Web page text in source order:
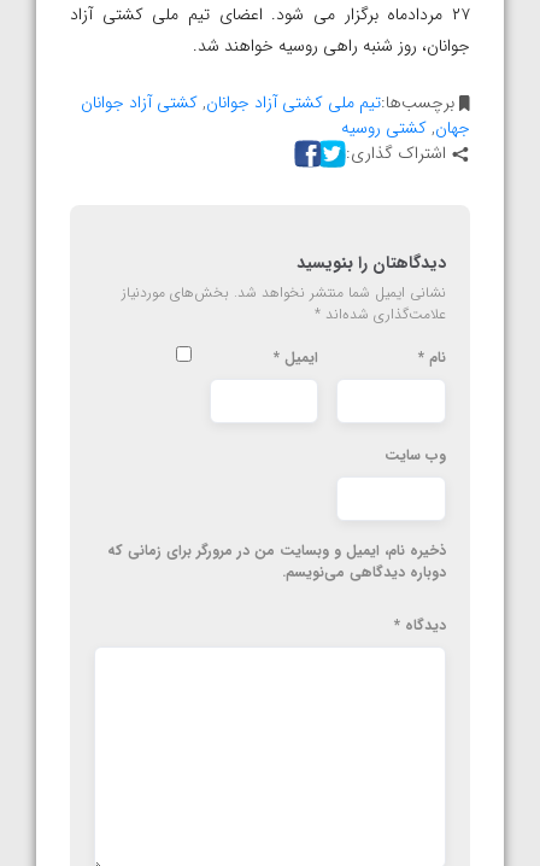
۲۷ مردادماه برگزار می شود. اعضای تیم ملی کشتی آزاد
جوانان، روز شنبه راهی روسیه خواهند شد.
برچسب‌ها:تیم ملی کشتی آزاد جوانان,کشتی آزاد جوانان
جهان,کشتی روسیه
اشتراک گذاری:
دیدگاهتان را بنویسید
نشانی ایمیل شما منتشر نخواهد شد. بخش‌های موردنیاز
علامت‌گذاری شده‌اند *
نام * ایمیل *
وب‌ سایت
ذخیره نام، ایمیل و وبسایت من در مرورگر برای زمانی که
دوباره دیدگاهی می‌نویسم.
دیدگاه *